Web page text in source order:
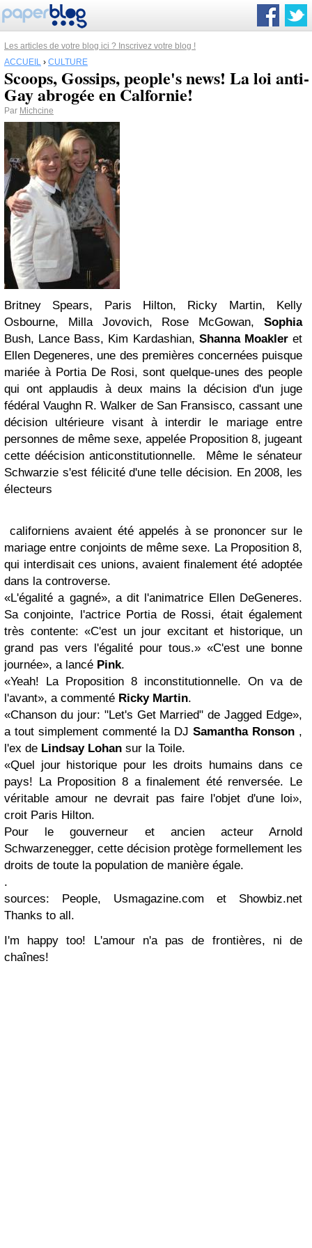
Les articles de votre blog ici ? Inscrivez votre blog !
ACCUEIL › CULTURE
Scoops, Gossips, people's news! La loi anti-
Gay abrogée en Calfornie!
Par Michcine
Britney Spears, Paris Hilton, Ricky Martin, Kelly
Osbourne, Milla Jovovich, Rose McGowan, Sophia
Bush, Lance Bass, Kim Kardashian, Shanna Moakleret
Ellen Degeneres, une des premières concernées puisque
mariée à Portia De Rosi, sont quelque-unes des people
qui ont applaudis à deux mains la décision d'un juge
fédéral Vaughn R. Walker de San Fransisco, cassant une
décision ultérieure visant à interdir le mariage entre
personnes de même sexe, appelée Proposition 8, jugeant
cette déécision anticonstitutionnelle. Même le sénateur
Schwarzie s'est félicité d'une telle décision. En 2008, les
électeurs
californiens avaient été appelés à se prononcer sur le
mariage entre conjoints de même sexe. La Proposition 8,
qui interdisait ces unions, avaient finalement été adoptée
dans la controverse.
«L'égalité a gagné», a dit l'animatrice Ellen DeGeneres.
Sa conjointe, l'actrice Portia de Rossi, était également
très contente: «C'est un jour excitant et historique, un
grand pas vers l'égalité pour tous.» «C'est une bonne
journée», a lancé Pink.
«Yeah! La Proposition 8 inconstitutionnelle. On va de
l'avant», a commenté Ricky Martin.
«Chanson du jour: "Let's Get Married" de Jagged Edge»,
a tout simplement commenté la DJ Samantha Ronson ,
l'ex de Lindsay Lohan sur la Toile.
«Quel jour historique pour les droits humains dans ce
pays! La Proposition 8 a finalement été renversée. Le
véritable amour ne devrait pas faire l'objet d'une loi»,
croit Paris Hilton.
Pour le gouverneur et ancien acteur Arnold
Schwarzenegger, cette décision protège formellement les
droits de toute la population de manière égale.
.
sources: People, Usmagazine.com et Showbiz.net
Thanks to all.
I'm happy too! L'amour n'a pas de frontières, ni de
chaînes!